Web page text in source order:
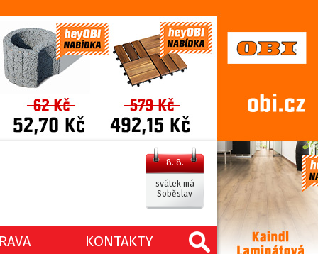
8. 8.
svátek má
Soběslav
KONTAKTY